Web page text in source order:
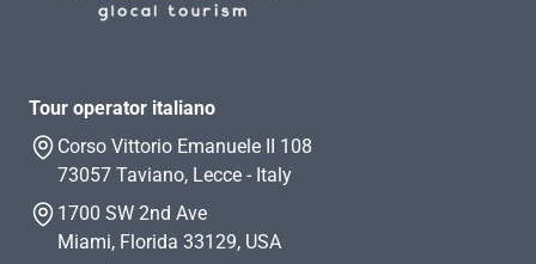
Tour operator italiano
Corso Vittorio Emanuele II 108
73057 Taviano, Lecce - Italy
1700 SW 2nd Ave
Miami, Florida 33129, USA